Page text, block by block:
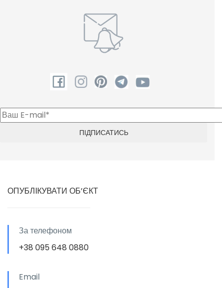
ОПУБЛІКУВАТИ ОБ’ЄКТ
За телефоном
+38 095 648 0880
Email